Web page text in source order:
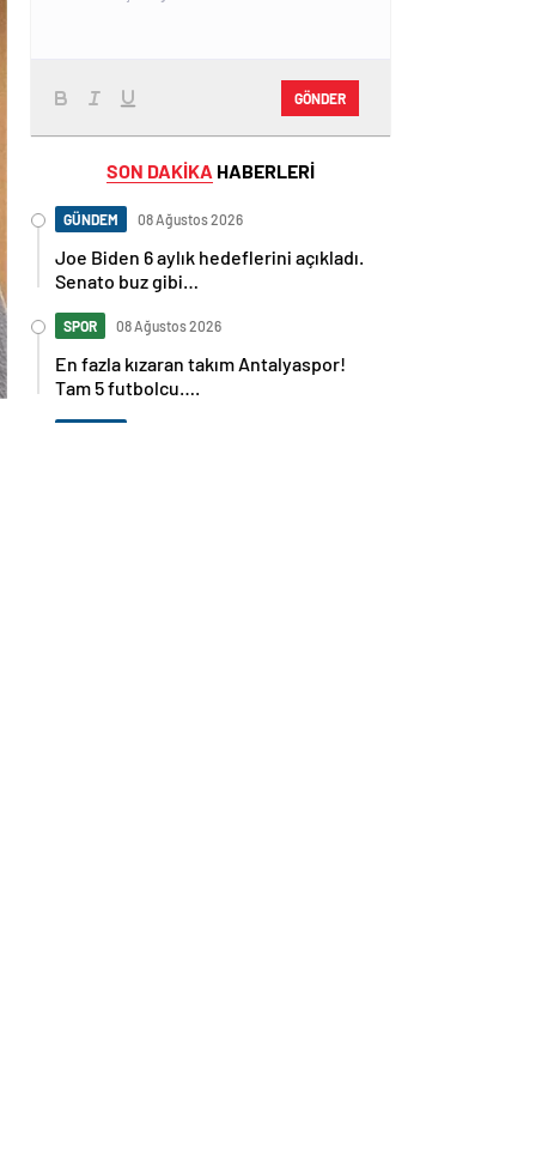
GÖNDER
SON DAKİKA HABERLERİ
GÜNDEM 08 Ağustos 2026
Joe Biden 6 aylık hedeflerini açıkladı.
Senato buz gibi…
SPOR 08 Ağustos 2026
En fazla kızaran takım Antalyaspor!
Tam 5 futbolcu….